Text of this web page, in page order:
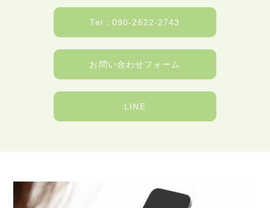
Tel：090-2622-2743
お問い合わせフォーム
LINE